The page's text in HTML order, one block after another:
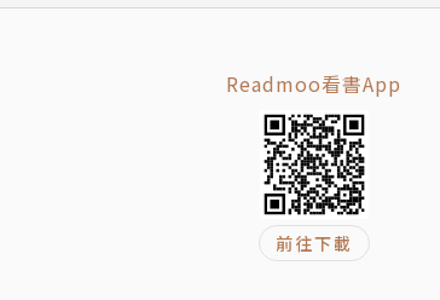
Readmoo看書App
前往下載